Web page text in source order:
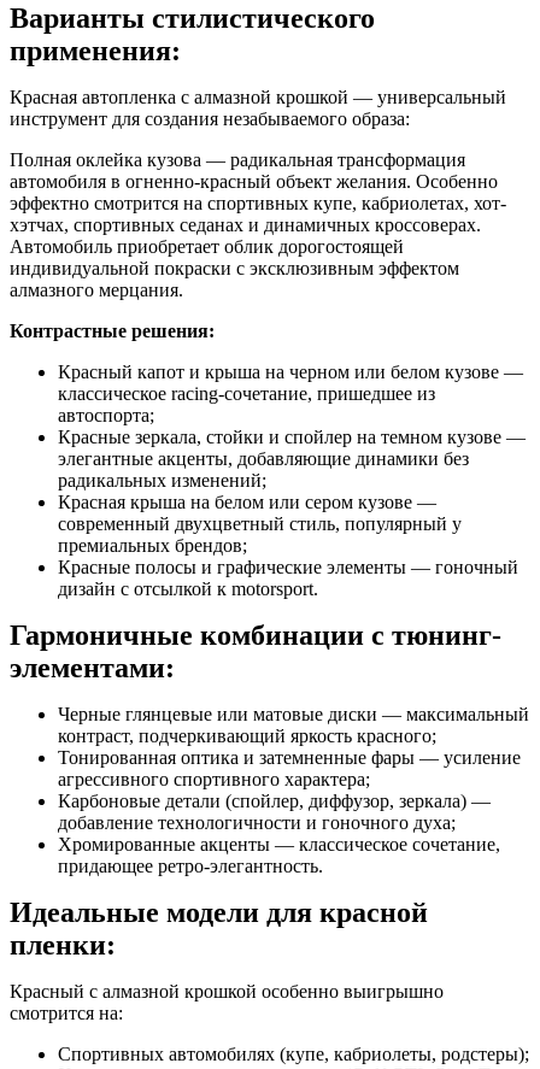
Варианты стилистического
применения:
Красная автопленка с алмазной крошкой — универсальный
инструмент для создания незабываемого образа:
Полная оклейка кузова — радикальная трансформация
автомобиля в огненно-красный объект желания. Особенно
эффектно смотрится на спортивных купе, кабриолетах, хот-
хэтчах, спортивных седанах и динамичных кроссоверах.
Автомобиль приобретает облик дорогостоящей
индивидуальной покраски с эксклюзивным эффектом
алмазного мерцания.
Контрастные решения:
Красный капот и крыша на черном или белом кузове —
классическое racing-сочетание, пришедшее из
автоспорта;
Красные зеркала, стойки и спойлер на темном кузове —
элегантные акценты, добавляющие динамики без
радикальных изменений;
Красная крыша на белом или сером кузове —
современный двухцветный стиль, популярный у
премиальных брендов;
Красные полосы и графические элементы — гоночный
дизайн с отсылкой к motorsport.
Гармоничные комбинации с тюнинг-
элементами:
Черные глянцевые или матовые диски — максимальный
контраст, подчеркивающий яркость красного;
Тонированная оптика и затемненные фары — усиление
агрессивного спортивного характера;
Карбоновые детали (спойлер, диффузор, зеркала) —
добавление технологичности и гоночного духа;
Хромированные акценты — классическое сочетание,
придающее ретро-элегантность.
Идеальные модели для красной
пленки:
Красный с алмазной крошкой особенно выигрышно
смотрится на:
Спортивных автомобилях (купе, кабриолеты, родстеры);